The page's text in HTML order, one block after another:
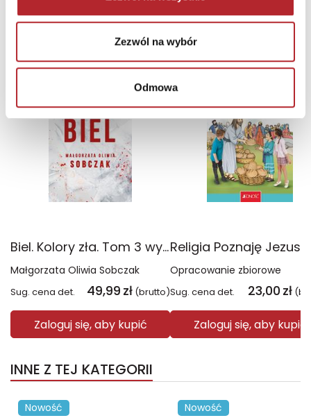
Zezwól na wybór
Odmowa
NAJCZĘŚCIEJ KUPOWANE
TOP 100
Biel. Kolory zła. Tom 3 wyd. 2025
Małgorzata Oliwia Sobczak
Sug. cena det. 49,99 zł (brutto)
Zaloguj się, aby kupić
TOP 100
Opracowanie zbiorowe
Sug. cena det. 23,00 zł
Zaloguj się, aby kupić
INNE Z TEJ KATEGORII
Nowość Nowość